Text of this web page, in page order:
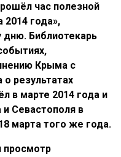
час полезной
года»,
Библиотекарь
Крыма с
результатах
в марте 2014 года и
Севастополя в
марта того же года.
просмотр